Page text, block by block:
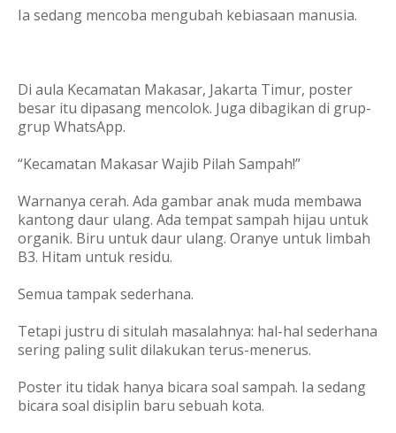
Ia sedang mencoba mengubah kebiasaan manusia.
Di aula Kecamatan Makasar, Jakarta Timur, poster
besar itu dipasang mencolok. Juga dibagikan di grup-
grup WhatsApp.
“Kecamatan Makasar Wajib Pilah Sampah!”
Warnanya cerah. Ada gambar anak muda membawa
kantong daur ulang. Ada tempat sampah hijau untuk
organik. Biru untuk daur ulang. Oranye untuk limbah
B3. Hitam untuk residu.
Semua tampak sederhana.
Tetapi justru di situlah masalahnya: hal-hal sederhana
sering paling sulit dilakukan terus-menerus.
Poster itu tidak hanya bicara soal sampah. Ia sedang
bicara soal disiplin baru sebuah kota.